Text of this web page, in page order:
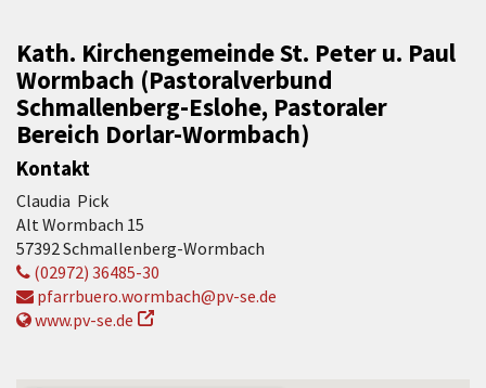
Kath. Kirchengemeinde St. Peter u. Paul
Wormbach (Pastoralverbund
Schmallenberg-Eslohe, Pastoraler
Bereich Dorlar-Wormbach)
Kontakt
Claudia Pick
Alt Wormbach 15
57392 Schmallenberg-Wormbach
(02972) 36485-30
pfarrbuero.wormbach@pv-se.de
www.pv-se.de